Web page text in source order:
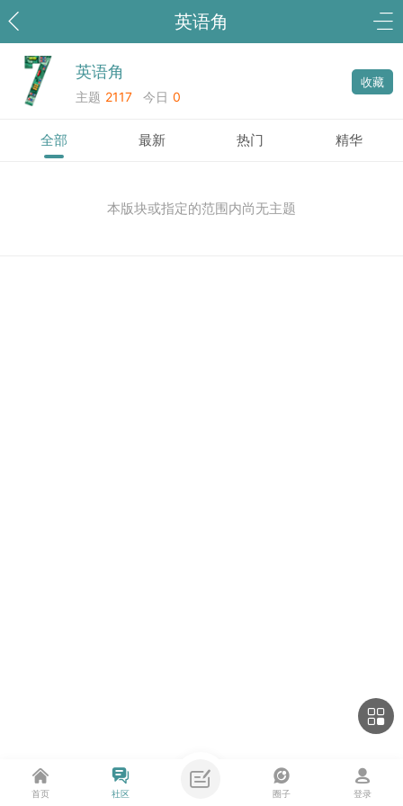
英语角
英语角
主题 2117 今日 0
收藏
全部 最新 热门 精华
本版块或指定的范围内尚无主题
首页 社区 圈子 登录